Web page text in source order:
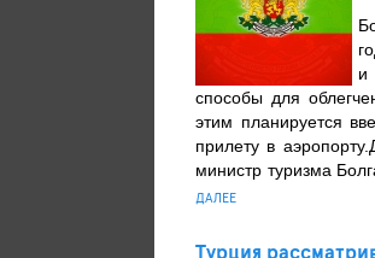
и
способы для
этим планируется
прилету в
министр туризма
ДАЛЕЕ
Турция